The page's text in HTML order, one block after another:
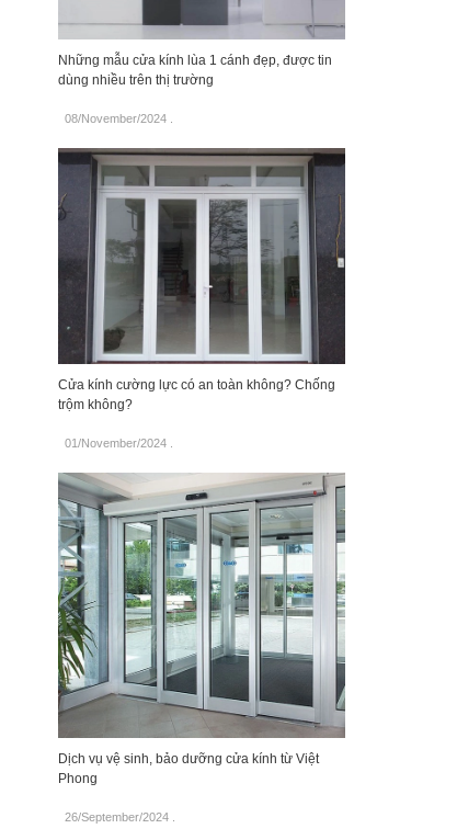
Những mẫu cửa kính lùa 1 cánh đẹp, được tin
dùng nhiều trên thị trường
08/November/2024.
Cửa kính cường lực có an toàn không? Chống
trộm không?
01/November/2024.
Dịch vụ vệ sinh, bảo dưỡng cửa kính từ Việt
Phong
26/September/2024.